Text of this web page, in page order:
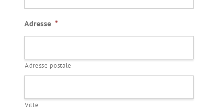
Adresse *
Adresse postale
Ville